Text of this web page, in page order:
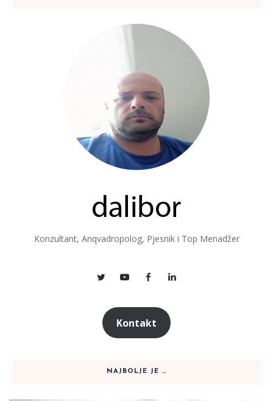
Konzultant, Anqvadropolog, Pjesnik i Top Menadžer
Kontakt
NAJBOLJE JE …